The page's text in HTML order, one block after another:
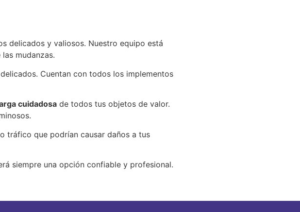
delicados y valiosos. Nuestro equipo está
mudanzas.
Cuentan con todos los implementos
cuidadosa de todos tus objetos de valor.
tráfico que podrían causar daños a tus
siempre una opción confiable y profesional.